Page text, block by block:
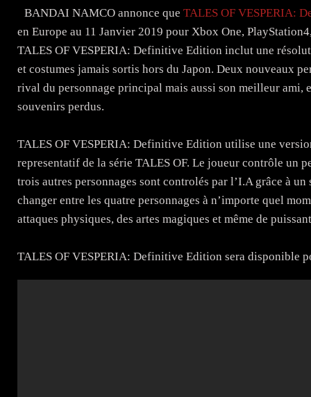
BANDAI NAMCO annonce que TALES OF VESPERIA:
en Europe au 11 Janvier 2019 pour Xbox One,
TALES OF VESPERIA: Definitive Edition inclut une
et costumes jamais sortis hors du Japon. Deux nouveaux
rival du personnage principal mais aussi son meilleur ami,
souvenirs perdus.
TALES OF VESPERIA: Definitive Edition utilise une
representatif de la série TALES OF. Le joueur contrôle un
trois autres personnages sont controlés par l’I.A grâce à
changer entre les quatre personnages à n’importe quel
attaques physiques, des artes magiques et même de
TALES OF VESPERIA: Definitive Edition sera disponible